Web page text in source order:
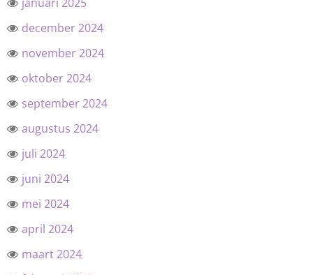
januari 2025
december 2024
november 2024
oktober 2024
september 2024
augustus 2024
juli 2024
juni 2024
mei 2024
april 2024
maart 2024